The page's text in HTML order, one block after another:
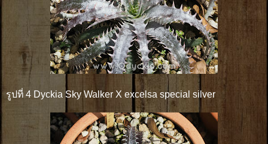
รูปที่ 4 Dyckia Sky Walker X excelsa special silver